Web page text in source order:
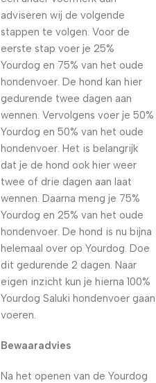
adviseren wij de volgende
stappen te volgen. Voor de
eerste stap voer je 25%
Yourdog en 75% van het oude
hondenvoer. De hond kan hier
gedurende twee dagen aan
wennen. Vervolgens voer je 50%
Yourdog en 50% van het oude
hondenvoer. Het is belangrijk
dat je de hond ook hier weer
twee of drie dagen aan laat
wennen. Daarna meng je 75%
Yourdog en 25% van het oude
hondenvoer. De hond is nu bijna
helemaal over op Yourdog. Doe
dit gedurende 2 dagen. Naar
eigen inzicht kun je hierna 100%
Yourdog Saluki hondenvoer gaan
voeren.
Bewaaradvies
Na het openen van de Yourdog